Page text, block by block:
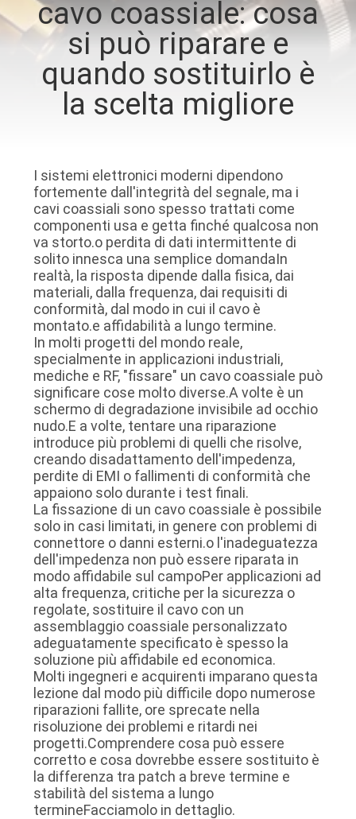
DELLA
FABBRICA
CONTROLLO
DELLA
CONTATTACI
NOTIZIE
CASI
CHIEDI
PREVENTIVO
SITEMAP
POLITICA
SULLA
PRIVACY
cavo coassiale: cosa
si può riparare e
quando sostituirlo è
la scelta migliore
I sistemi elettronici moderni dipendono
fortemente dall'integrità del segnale, ma i
cavi coassiali sono spesso trattati come
componenti usa e getta finché qualcosa non
va storto.o perdita di dati intermittente di
solito innesca una semplice domandaIn
realtà, la risposta dipende dalla fisica, dai
materiali, dalla frequenza, dai requisiti di
conformità, dal modo in cui il cavo è
montato.e affidabilità a lungo termine.
In molti progetti del mondo reale,
specialmente in applicazioni industriali,
mediche e RF, "fissare" un cavo coassiale può
significare cose molto diverse.A volte è un
schermo di degradazione invisibile ad occhio
nudo.E a volte, tentare una riparazione
introduce più problemi di quelli che risolve,
creando disadattamento dell'impedenza,
perdite di EMI o fallimenti di conformità che
appaiono solo durante i test finali.
La fissazione di un cavo coassiale è possibile
solo in casi limitati, in genere con problemi di
connettore o danni esterni.o l'inadeguatezza
dell'impedenza non può essere riparata in
modo affidabile sul campoPer applicazioni ad
alta frequenza, critiche per la sicurezza o
regolate, sostituire il cavo con un
assemblaggio coassiale personalizzato
adeguatamente specificato è spesso la
soluzione più affidabile ed economica.
Molti ingegneri e acquirenti imparano questa
lezione dal modo più difficile dopo numerose
riparazioni fallite, ore sprecate nella
risoluzione dei problemi e ritardi nei
progetti.Comprendere cosa può essere
corretto e cosa dovrebbe essere sostituito è
la differenza tra patch a breve termine e
stabilità del sistema a lungo
termineFacciamolo in dettaglio.